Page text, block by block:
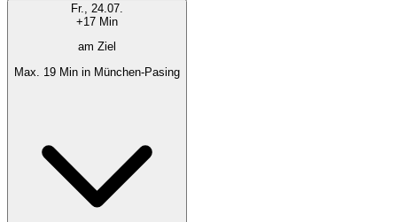
Fr., 24.07.
+17 Min
am Ziel
Max. 19 Min in München-Pasing